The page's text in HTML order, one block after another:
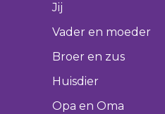
Jij
Vader en moeder
Broer en zus
Huisdier
Opa en Oma